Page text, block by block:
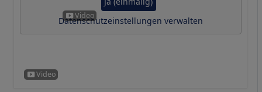
Datenschutzeinstellungen verwalten